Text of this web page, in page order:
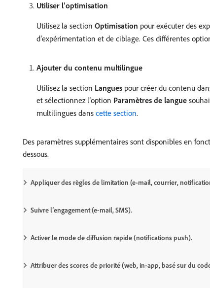
Utiliser l’optimisation
Utilisez la section Optimisation pour exécuter des
d’expérimentation et de ciblage. Ces différentes
Ajouter du contenu multilingue
Utilisez la section Langues pour créer du contenu
et sélectionnez l’option Paramètres de langue
multilingues dans cette section.
Des paramètres supplémentaires sont disponibles en
dessous.
Appliquer des règles de limitation (e-mail, courrier,
Suivre l’engagement (e-mail, SMS).
Activer le mode de diffusion rapide (notifications push).
Attribuer des scores de priorité (web, in-app, basé sur du